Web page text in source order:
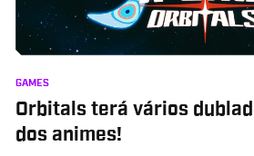
GAMES
Orbitals terá vários
dos animes!